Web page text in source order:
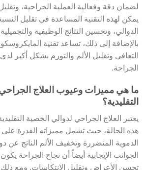
لضمان دقة وفعالية العملية الجراحية،
يمكن لهذه التقنية المساعدة في تقليل
الدوالي، وتحسين النتائج الوظيفية
بالإضافة إلى ذلك، تساعد تقنية
التعافي وتقليل الألم والتورم بشكل أكبر
الجراحة.
ما هي مميزات وعيوب العلاج
التقليدية؟
يعتبر العلاج الجراحي لدوالي الخصية
هذه الحالة، حيث تشمل مميزاته القدرة على
الدموية المتضررة وتخفيف الألم الناتج عن
الجوانب الإيجابية أيضاً أن نجاح الجراحة
تحسن الأعراض وتقليل الانتكاسات. ومع